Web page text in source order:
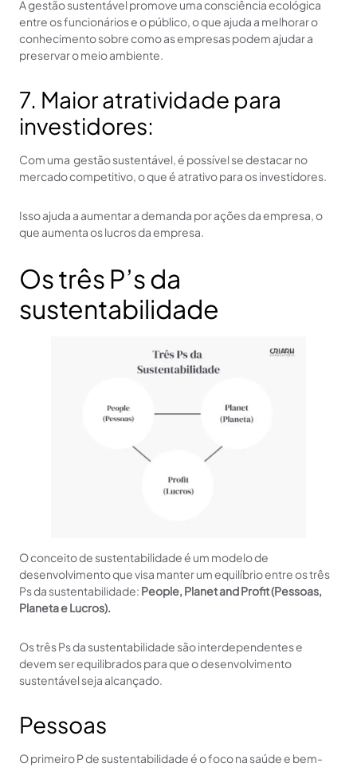
A gestão sustentável promove uma consciência ecológica
entre os funcionários e o público, o que ajuda a melhorar o
conhecimento sobre como as empresas podem ajudar a
preservar o meio ambiente.
7. Maior atratividade para
investidores:
Com uma gestão sustentável, é possível se destacar no
mercado competitivo, o que é atrativo para os investidores.
Isso ajuda a aumentar a demanda por ações da empresa, o
que aumenta os lucros da empresa.
Os três P’s da
sustentabilidade
O conceito de sustentabilidade é um modelo de
desenvolvimento que visa manter um equilíbrio entre os três
Ps da sustentabilidade: People, Planet and Profit (Pessoas,
Planeta e Lucros).
Os três Ps da sustentabilidade são interdependentes e
devem ser equilibrados para que o desenvolvimento
sustentável seja alcançado.
Pessoas
O primeiro P de sustentabilidade é o foco na saúde e bem-